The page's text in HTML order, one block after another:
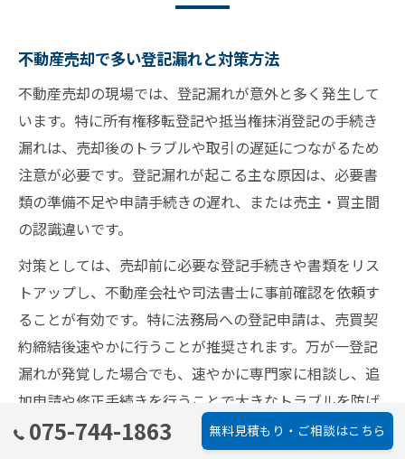
不動産売却で多い登記漏れと対策方法
不動産売却の現場では、登記漏れが意外と多く発生して
います。特に所有権移転登記や抵当権抹消登記の手続き
漏れは、売却後のトラブルや取引の遅延につながるため
注意が必要です。登記漏れが起こる主な原因は、必要書
類の準備不足や申請手続きの遅れ、または売主・買主間
の認識違いです。
対策としては、売却前に必要な登記手続きや書類をリス
トアップし、不動産会社や司法書士に事前確認を依頼す
ることが有効です。特に法務局への登記申請は、売買契
約締結後速やかに行うことが推奨されます。万が一登記
漏れが発覚した場合でも、速やかに専門家に相談し、追
加申請や修正手続きを行うことで大きなトラブルを防げ
ます。
075-744-1863 無料見積もり・ご相談はこちら